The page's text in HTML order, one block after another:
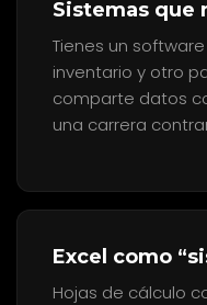
Sistemas que
Tienes un
inventario y otro
comparte datos
una carrera
Excel como
Hojas de cálculo